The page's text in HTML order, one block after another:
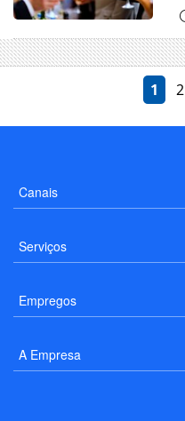
1 2
Canais
Serviços
Empregos
A Empresa